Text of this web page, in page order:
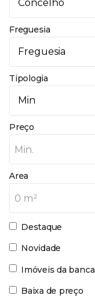
Freguesia
Tipologia
Preço
Min.
Area
0 m²
Destaque
Novidade
Imóveis da banca
Baixa de preço